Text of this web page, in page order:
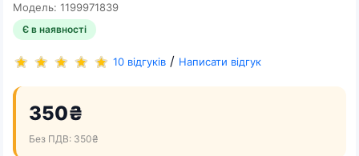
Модель: 1199971839
Є в наявності
10 відгуків / Написати відгук
350₴
Без ПДВ: 350₴